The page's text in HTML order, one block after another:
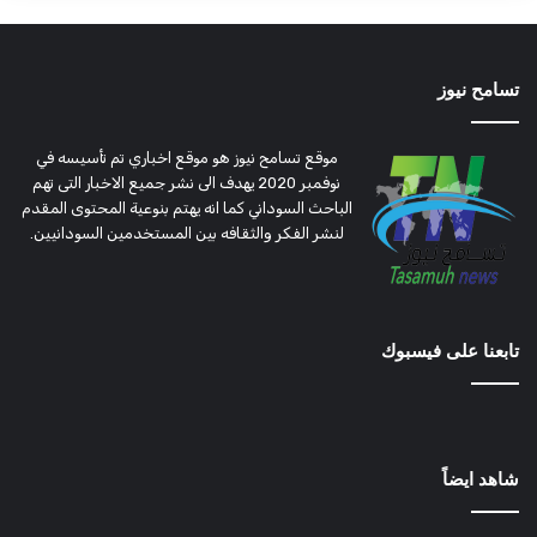
تسامح نيوز
موقع تسامح نيوز هو موقع اخباري تم تأسيسه في
نوفمبر 2020 يهدف الى نشر جميع الاخبار التى تهم
الباحث السوداني كما انه يهتم بنوعية المحتوى المقدم
لنشر الفكر والثقافه بين المستخدمين السودانيين.
تابعنا على فيسبوك
شاهد ايضاً